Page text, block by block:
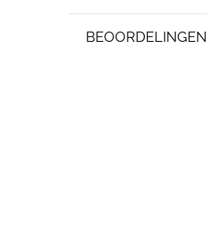
BEOORDELINGEN